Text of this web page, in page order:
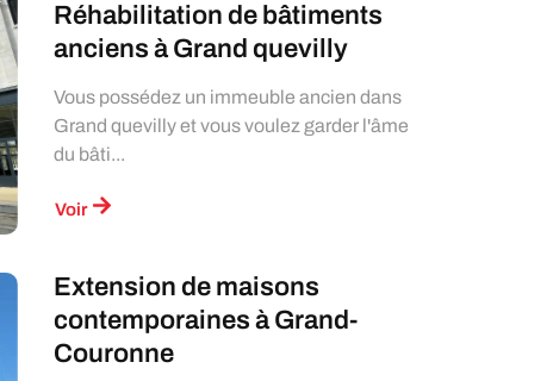
Réhabilitation de bâtiments
anciens à Grand quevilly
Vous possédez un immeuble ancien dans
Grand quevilly et vous voulez garder l'âme
du bâti...
Voir
Extension de maisons
contemporaines à Grand-
Couronne